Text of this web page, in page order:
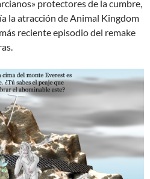
protectores de la cumbre,
la atracción de Animal Kingdom
reciente episodio del remake